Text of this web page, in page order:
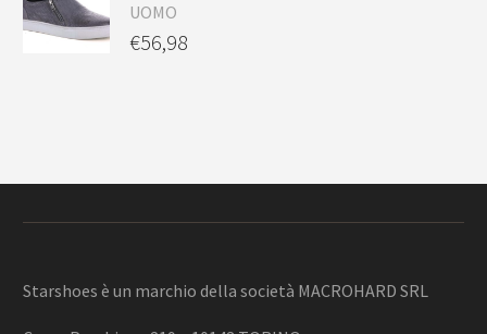
UOMO
€56,98
Starshoes è un marchio della società MACROHARD SRL